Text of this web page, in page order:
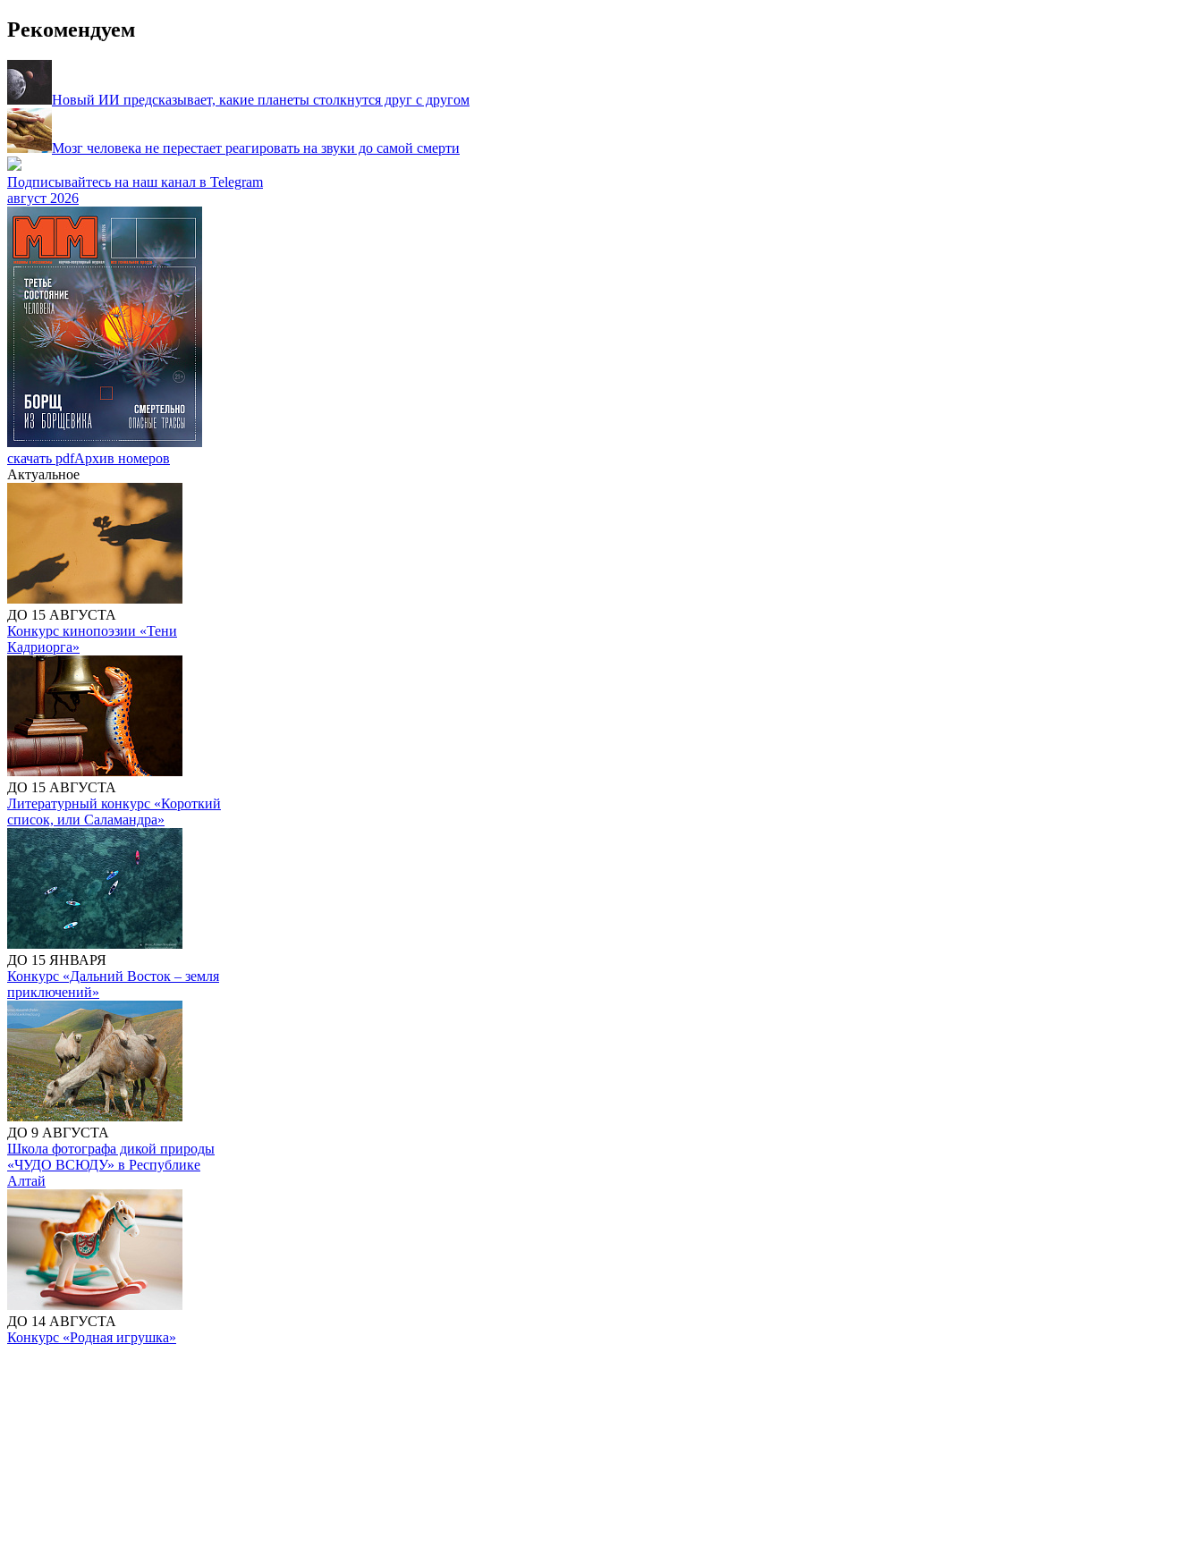
Рекомендуем
Новый ИИ предсказывает, какие планеты столкнутся друг с другом
Мозг человека не перестает реагировать на звуки до самой смерти
Подписывайтесь на наш канал в Telegram
август 2026
скачать pdfАрхив номеров
Актуальное
ДО 15 АВГУСТА
Конкурс кинопоэзии «Тени
Кадриорга»
ДО 15 АВГУСТА
Литературный конкурс «Короткий
список, или Саламандра»
ДО 15 ЯНВАРЯ
Конкурс «Дальний Восток – земля
приключений»
ДО 9 АВГУСТА
Школа фотографа дикой природы
«ЧУДО ВСЮДУ» в Республике
Алтай
ДО 14 АВГУСТА
Конкурс «Родная игрушка»